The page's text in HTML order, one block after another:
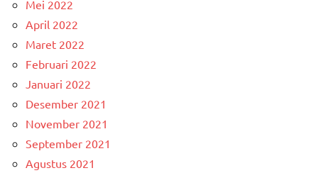
Mei 2022
April 2022
Maret 2022
Februari 2022
Januari 2022
Desember 2021
November 2021
September 2021
Agustus 2021